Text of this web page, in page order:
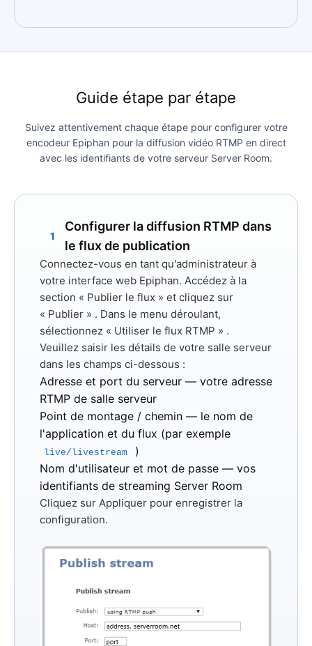
Guide étape par étape
Suivez attentivement chaque étape pour configurer votre
encodeur Epiphan pour la diffusion vidéo RTMP en direct
avec les identifiants de votre serveur Server Room.
1
Configurer la diffusion RTMP dans
le flux de publication
Connectez-vous en tant qu'administrateur à
votre interface web Epiphan. Accédez à la
section « Publier le flux » et cliquez sur
« Publier » . Dans le menu déroulant,
sélectionnez « Utiliser le flux RTMP » .
Veuillez saisir les détails de votre salle serveur
dans les champs ci-dessous :
Adresse et port du serveur — votre adresse
RTMP de salle serveur
Point de montage / chemin — le nom de
l'application et du flux (par exemple
live/livestream
)
Nom d'utilisateur et mot de passe — vos
identifiants de streaming Server Room
Cliquez sur Appliquer pour enregistrer la
configuration.